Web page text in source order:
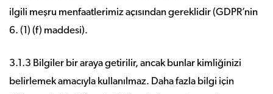
ilgili meşru menfaatlerimiz açısından gereklidir (GDPR’nin
6. (1) (f) maddesi).
3.1.3 Bilgiler bir araya getirilir, ancak bunlar kimliğinizi
belirlemek amacıyla kullanılmaz. Daha fazla bilgi için